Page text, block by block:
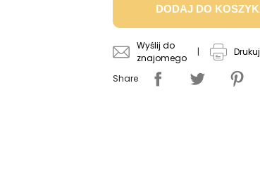
DODAJ DO
Wyślij do
znajomego
| Drukuj
Share